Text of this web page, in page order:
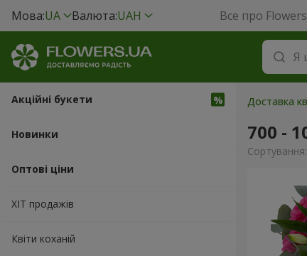
Мова:UA Валюта:UAH Все про
Акційні букети
Новинки
Оптові ціни
ХІТ продажів
Квіти коханій
Доставка
700 -
Сортування: